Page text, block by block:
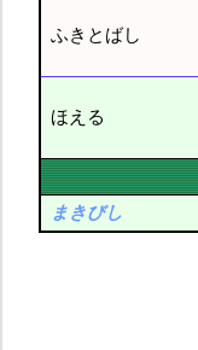
ふきとばし
ほえる
まきびし